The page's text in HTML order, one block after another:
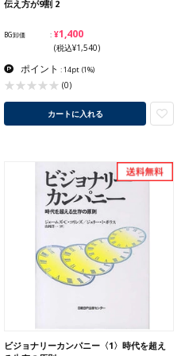
伝え方が9割 2
BG卸価 ¥1,400
(税込¥1,540)
ポイント : 14pt (1%)
(0)
カートに入れる
ビジョナリーカンパニー〈1〉時代を超え